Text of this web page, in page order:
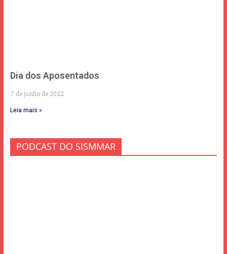
Dia dos Aposentados
7 de junho de 2022
Leia mais »
PODCAST DO SISMMAR